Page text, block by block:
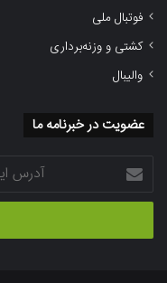
فوتبال ملی
کشتی و وزنه‌برداری
والیبال
عضویت در خبرنامه ما
آدرس
ایمیل
خود
وارد